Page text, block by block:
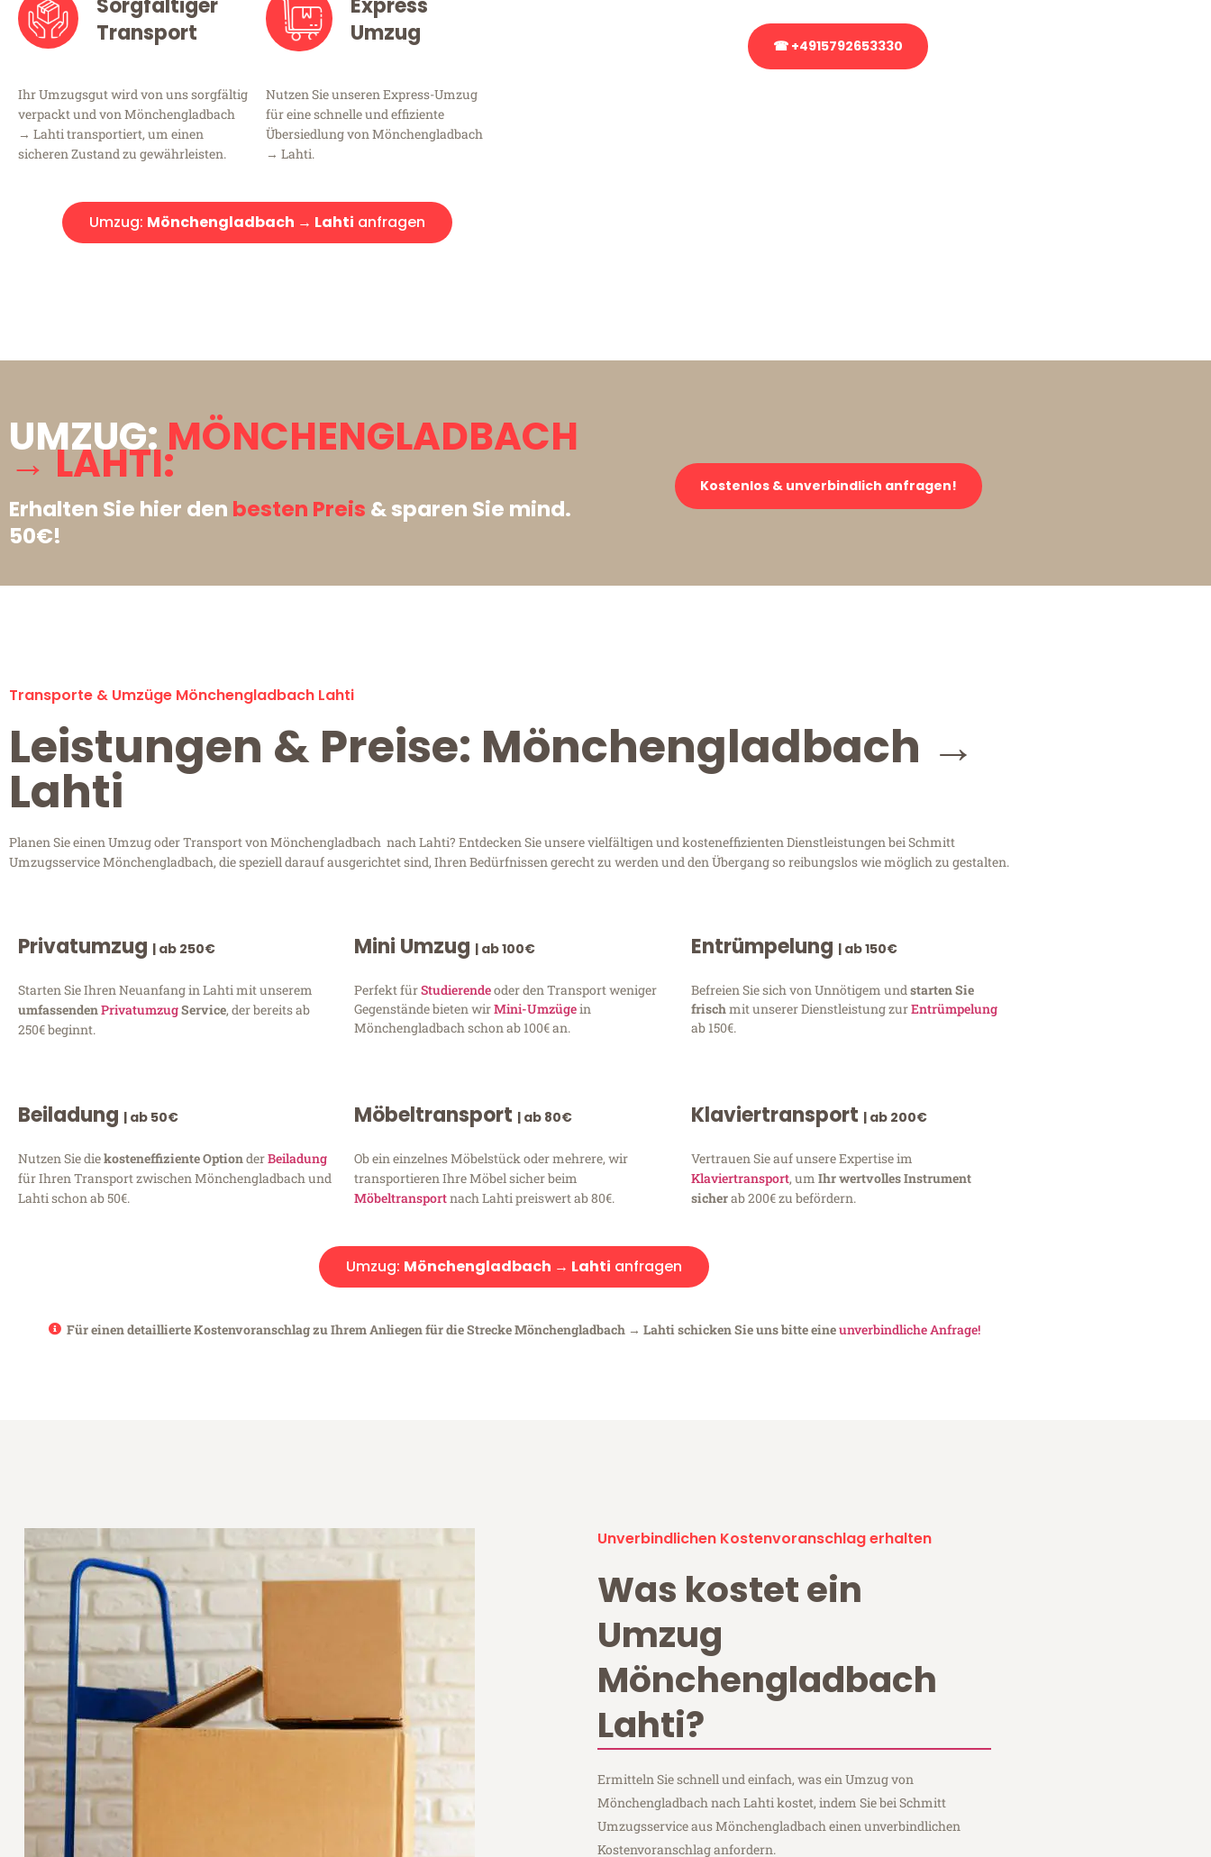
Transport
Ihr Umzugsgut wird von uns sorgfältig
verpackt und von Mönchengladbach
→ Lahti transportiert, um einen
sicheren Zustand zu gewährleisten.
Umzug
Nutzen Sie unseren Express-Umzug
für eine schnelle und effiziente
Übersiedlung von Mönchengladbach
→ Lahti.
Umzug: Mönchengladbach → Lahti anfragen
☎ +4915792653330
UMZUG:MÖNCHENGLADBACH
→ LAHTI:
Erhalten Sie hier den besten Preis & sparen Sie mind.
50€!
Kostenlos & unverbindlich anfragen!
Transporte & Umzüge Mönchengladbach Lahti
Leistungen & Preise: Mönchengladbach →
Lahti
Planen Sie einen Umzug oder Transport von Mönchengladbach nach Lahti? Entdecken Sie unsere vielfältigen und kosteneffizienten Dienstleistungen bei Schmitt
Umzugsservice Mönchengladbach, die speziell darauf ausgerichtet sind, Ihren Bedürfnissen gerecht zu werden und den Übergang so reibungslos wie möglich zu gestalten.
Privatumzug | ab 250€
Starten Sie Ihren Neuanfang in Lahti mit unserem
umfassendenPrivatumzugService, der bereits ab
250€ beginnt.
Mini Umzug | ab 100€
Perfekt fürStudierendeoder den Transport weniger
Gegenstände bieten wirMini-Umzügein
Mönchengladbach schon ab 100€ an.
Entrümpelung | ab 150€
Befreien Sie sich von Unnötigem und starten Sie
frischmit unserer Dienstleistung zurEntrümpelung
ab 150€.
Beiladung | ab 50€
Nutzen Sie diekosteneffiziente OptionderBeiladung
für Ihren Transport zwischen Mönchengladbach und
Lahti schon ab 50€.
Möbeltransport | ab 80€
Ob ein einzelnes Möbelstück oder mehrere, wir
transportieren Ihre Möbel sicher beim
Möbeltransportnach Lahti preiswert ab 80€.
Klaviertransport | ab 200€
Vertrauen Sie auf unsere Expertise im
Klaviertransport, um Ihr wertvolles Instrument
sicherab 200€ zu befördern.
Umzug: Mönchengladbach → Lahti anfragen
Für einen detaillierte Kostenvoranschlag zu Ihrem Anliegen für die Strecke Mönchengladbach → Lahti schicken Sie uns bitte eineunverbindliche Anfrage!
Unverbindlichen Kostenvoranschlag erhalten
Was kostet ein
Umzug
Mönchengladbach
Lahti?
Ermitteln Sie schnell und einfach, was ein Umzug von
Mönchengladbach nach Lahti kostet, indem Sie bei Schmitt
Umzugsservice aus Mönchengladbach einen unverbindlichen
Kostenvoranschlag anfordern.